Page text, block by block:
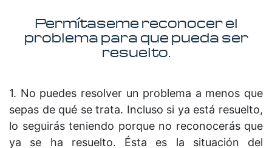
Permítaseme reconocer el
problema para que pueda ser
resuelto.
1. No puedes resolver un problema a menos que
sepas de qué se trata. Incluso si ya está resuelto,
lo seguirás teniendo porque no reconocerás que
ya se ha resuelto. Ésta es la situación del